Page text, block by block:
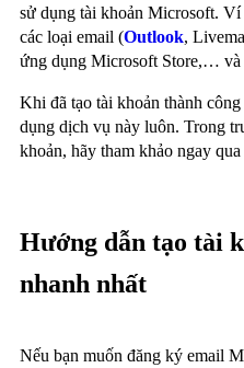
sử dụng tài khoản Microsoft.
các loại email (Outlook,
ứng dụng Microsoft Store,… và
Khi đã tạo tài khoản thành
dụng dịch vụ này luôn. Trong
khoản, hãy tham khảo ngay
Hướng dẫn tạo tài
nhanh nhất
Nếu bạn muốn đăng ký email